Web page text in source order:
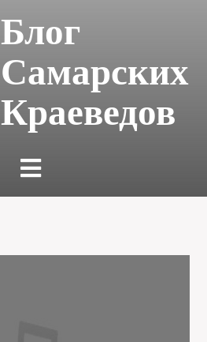
Блог
Самарских
Краеведов